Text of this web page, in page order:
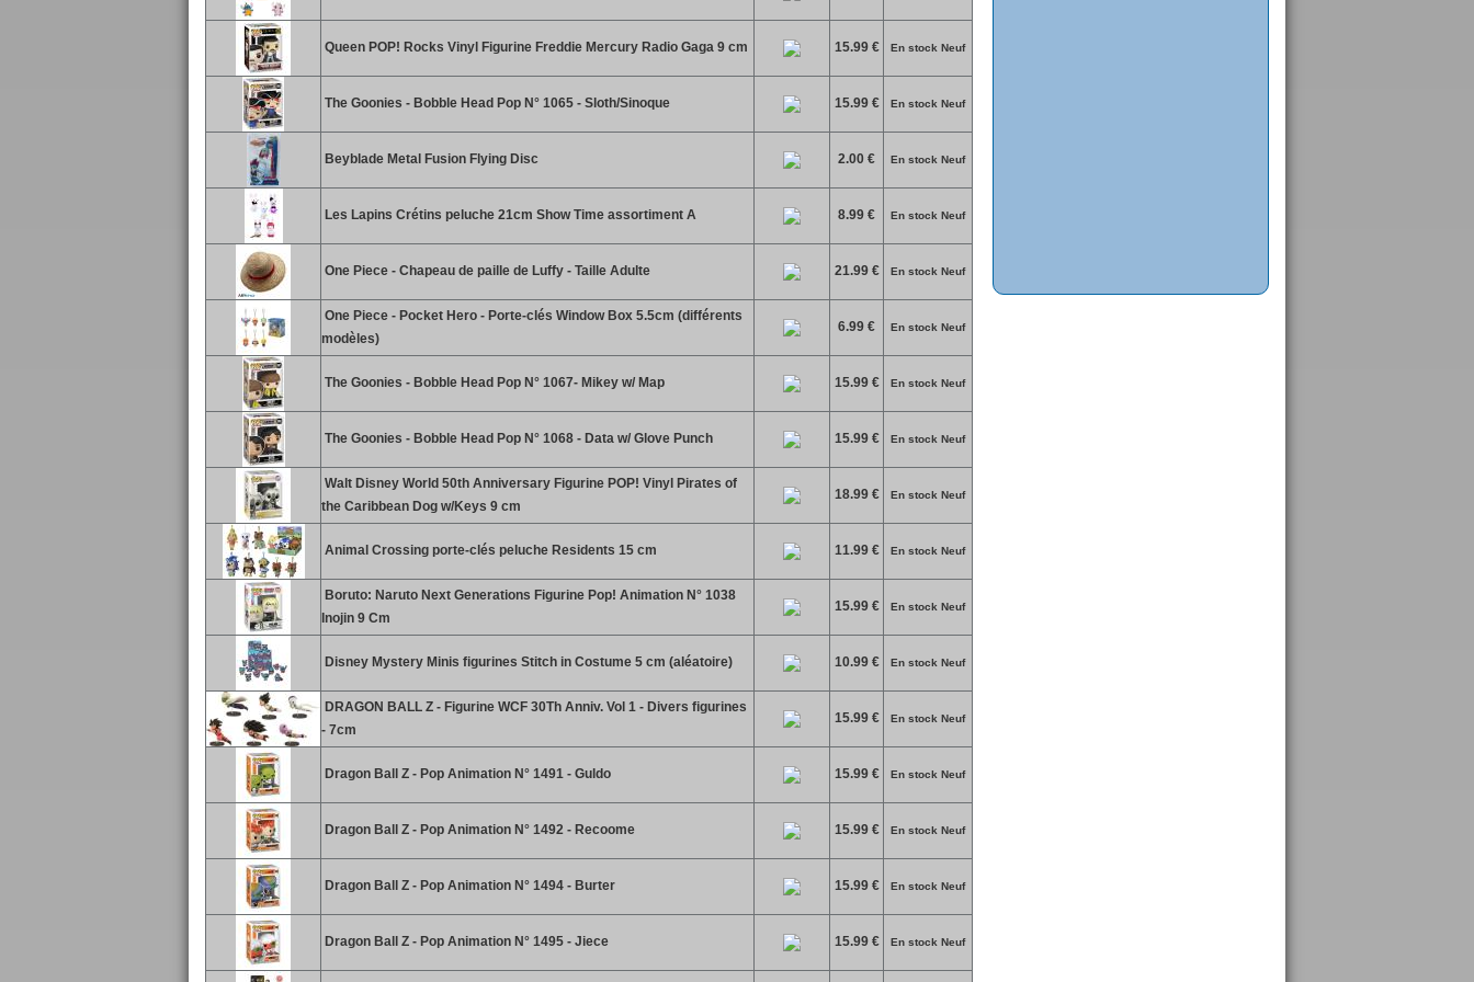
Queen POP! Rocks Vinyl Figurine Freddie Mercury Radio Gaga 9 cm 15.99 € En stock Neuf
The Goonies - Bobble Head Pop N° 1065 - Sloth/Sinoque 15.99 € En stock Neuf
Beyblade Metal Fusion Flying Disc 2.00 € En stock Neuf
Les Lapins Crétins peluche 21cm Show Time assortiment A 8.99 € En stock Neuf
One Piece - Chapeau de paille de Luffy - Taille Adulte 21.99 € En stock Neuf
One Piece - Pocket Hero - Porte-clés Window Box 5.5cm (différents
modèles)
6.99 € En stock Neuf
The Goonies - Bobble Head Pop N° 1067- Mikey w/ Map 15.99 € En stock Neuf
The Goonies - Bobble Head Pop N° 1068 - Data w/ Glove Punch 15.99 € En stock Neuf
Walt Disney World 50th Anniversary Figurine POP! Vinyl Pirates of
the Caribbean Dog w/Keys 9 cm
18.99 € En stock Neuf
Animal Crossing porte-clés peluche Residents 15 cm 11.99 € En stock Neuf
Boruto: Naruto Next Generations Figurine Pop! Animation N° 1038
Inojin 9 Cm
15.99 € En stock Neuf
Disney Mystery Minis figurines Stitch in Costume 5 cm (aléatoire) 10.99 € En stock Neuf
DRAGON BALL Z - Figurine WCF 30Th Anniv. Vol 1 - Divers figurines
- 7cm
15.99 € En stock Neuf
Dragon Ball Z - Pop Animation N° 1491 - Guldo 15.99 € En stock Neuf
Dragon Ball Z - Pop Animation N° 1492 - Recoome 15.99 € En stock Neuf
Dragon Ball Z - Pop Animation N° 1494 - Burter 15.99 € En stock Neuf
Dragon Ball Z - Pop Animation N° 1495 - Jiece 15.99 € En stock Neuf